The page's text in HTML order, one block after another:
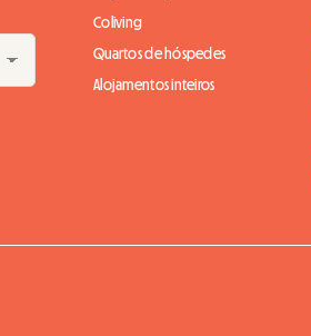
Coliving
Quartos de hóspedes
Alojamentos inteiros